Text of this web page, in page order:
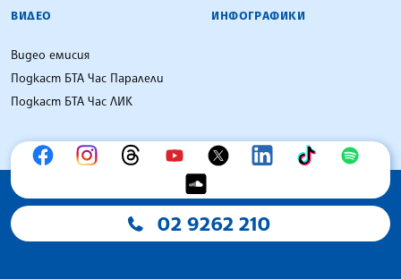
ВИДЕО
Видео емисия
Подкаст БТА Час Паралели
Подкаст БТА Час ЛИК
ИНФОГРАФИКИ
02 9262 210